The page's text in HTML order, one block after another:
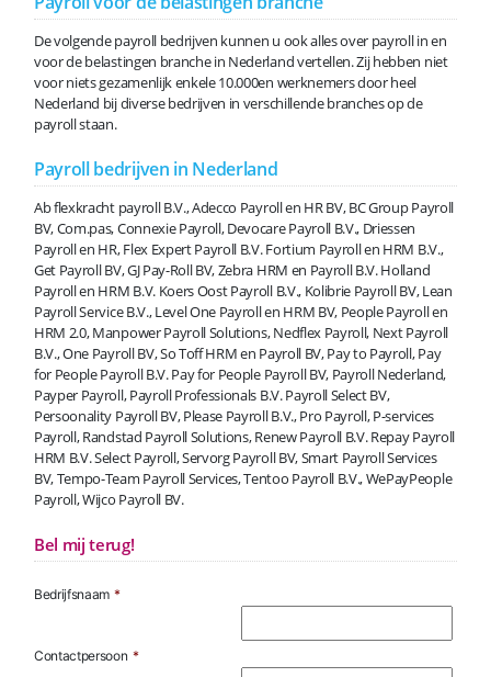
De volgende payroll bedrijven kunnen u ook alles over payroll in en
voor de belastingen branche in Nederland vertellen. Zij hebben niet
voor niets gezamenlijk enkele 10.000en werknemers door heel
Nederland bij diverse bedrijven in verschillende branches op de
payroll staan.
Payroll bedrijven in Nederland
Ab flexkracht payroll B.V., Adecco Payroll en HR BV, BC Group Payroll
BV, Com.pas, Connexie Payroll, Devocare Payroll B.V., Driessen
Payroll en HR, Flex Expert Payroll B.V. Fortium Payroll en HRM B.V.,
Get Payroll BV, GJ Pay-Roll BV, Zebra HRM en Payroll B.V. Holland
Payroll en HRM B.V. Koers Oost Payroll B.V., Kolibrie Payroll BV, Lean
Payroll Service B.V., Level One Payroll en HRM BV, People Payroll en
HRM 2.0, Manpower Payroll Solutions, Nedflex Payroll, Next Payroll
B.V., One Payroll BV, So Toff HRM en Payroll BV, Pay to Payroll, Pay
for People Payroll B.V. Pay for People Payroll BV, Payroll Nederland,
Payper Payroll, Payroll Professionals B.V. Payroll Select BV,
Persoonality Payroll BV, Please Payroll B.V., Pro Payroll, P-services
Payroll, Randstad Payroll Solutions, Renew Payroll B.V. Repay Payroll
HRM B.V. Select Payroll, Servorg Payroll BV, Smart Payroll Services
BV, Tempo-Team Payroll Services, Tentoo Payroll B.V., WePayPeople
Payroll, Wijco Payroll BV.
Bel mij terug!
Bedrijfsnaam *
Contactpersoon *